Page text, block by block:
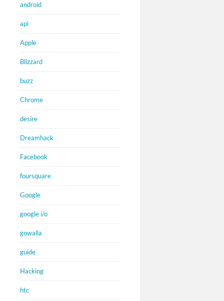
android
api
Apple
Blizzard
buzz
Chrome
desire
Dreamhack
Facebook
foursquare
Google
google i/o
gowalla
guide
Hacking
htc